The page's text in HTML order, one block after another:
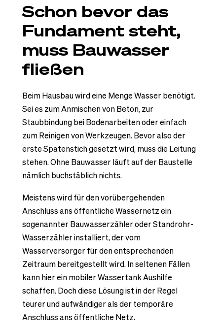
Schon bevor das
Fundament steht,
muss Bauwasser
fließen
Beim Hausbau wird eine Menge Wasser benötigt.
Sei es zum Anmischen von Beton, zur
Staubbindung bei Bodenarbeiten oder einfach
zum Reinigen von Werkzeugen. Bevor also der
erste Spatenstich gesetzt wird, muss die Leitung
stehen. Ohne Bauwasser läuft auf der Baustelle
nämlich buchstäblich nichts.
Meistens wird für den vorübergehenden
Anschluss ans öffentliche Wassernetz ein
sogenannter Bauwasserzähler oder Standrohr-
Wasserzähler installiert, der vom
Wasserversorger für den entsprechenden
Zeitraum bereitgestellt wird. In seltenen Fällen
kann hier ein mobiler Wassertank Aushilfe
schaffen. Doch diese Lösung ist in der Regel
teurer und aufwändiger als der temporäre
Anschluss ans öffentliche Netz.